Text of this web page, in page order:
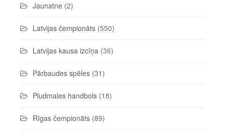
Jaunatne (2)
Latvijas čempionāts (550)
Latvijas kausa izcīņa (36)
Pārbaudes spēles (31)
Pludmales handbols (18)
Rīgas čempionāts (89)